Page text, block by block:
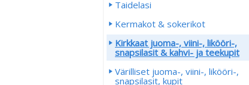
Taidelasi
Kermakot & sokerikot
Kirkkaat juoma-, viini-, likööri-,
snapsilasit & kahvi- ja teekupit
Värilliset juoma-, viini-, likööri-,
snapsilasit, kupit